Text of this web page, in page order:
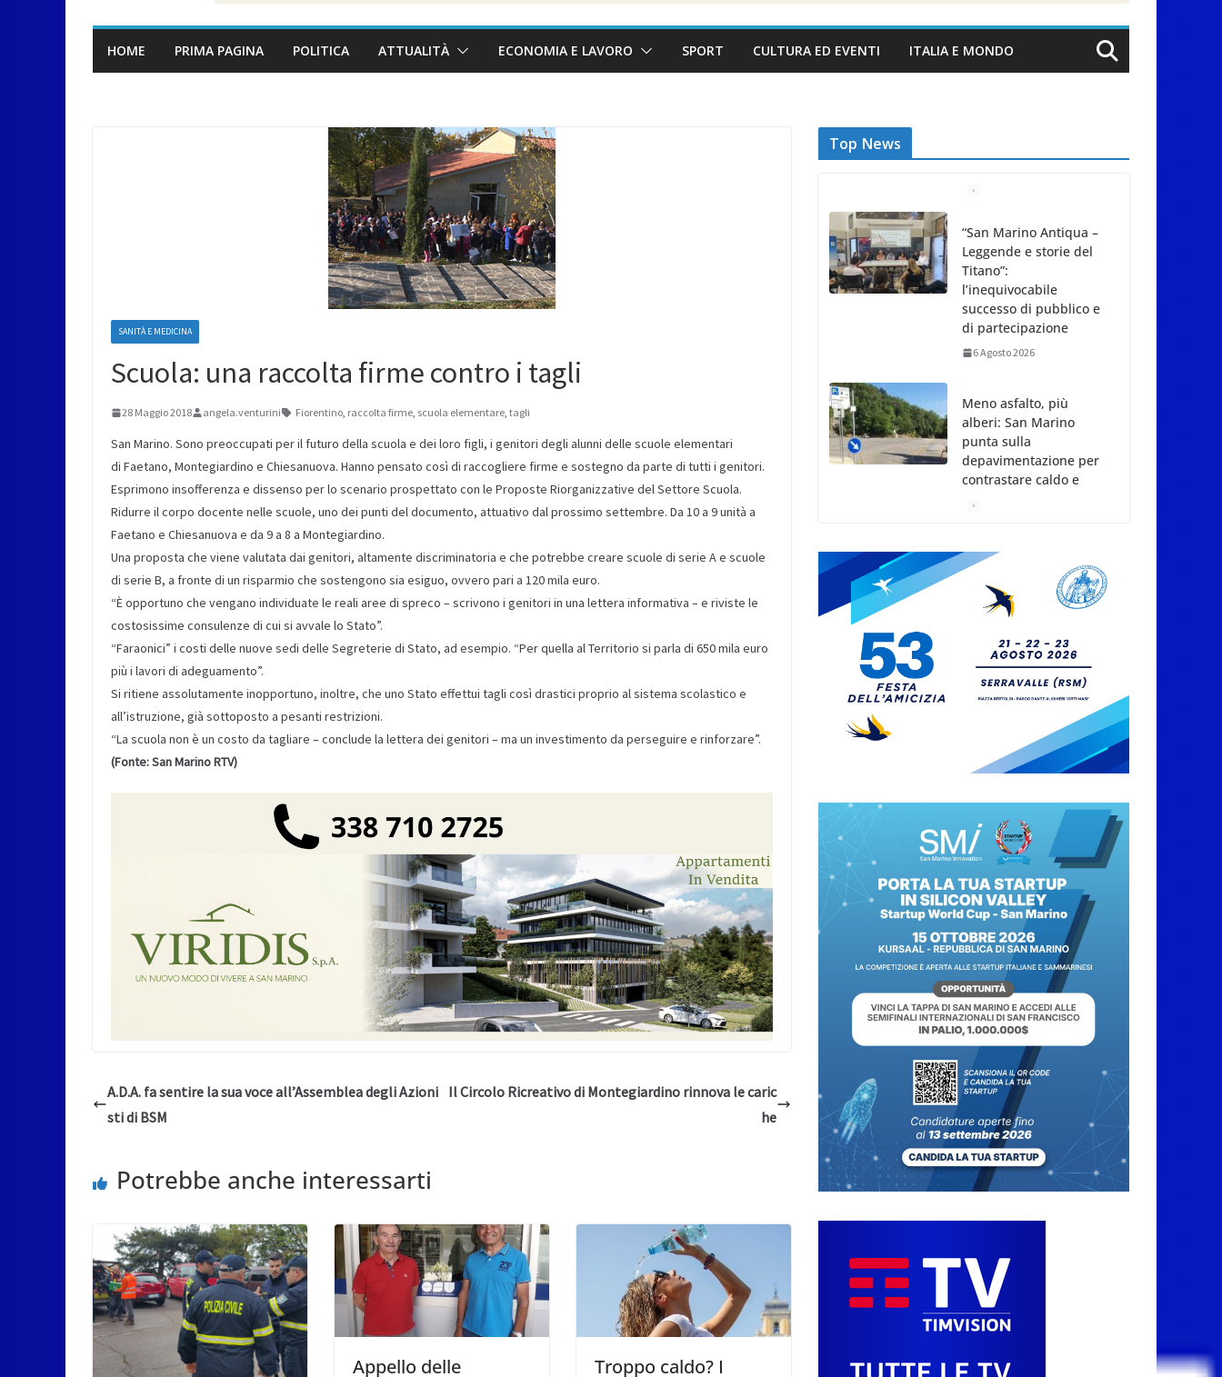
HOME PRIMA PAGINA POLITICA ATTUALITÀ ECONOMIA E LAVORO SPORT CULTURA ED EVENTI ITALIA E MONDO
SANITÀ E MEDICINA
Scuola: una raccolta firme contro i tagli
28 Maggio 2018 angela.venturini Fiorentino, raccolta firme, scuola elementare, tagli
San Marino. Sono preoccupati per il futuro della scuola e dei loro figli, i genitori degli alunni delle scuole elementari
di Faetano, Montegiardino e Chiesanuova. Hanno pensato così di raccogliere firme e sostegno da parte di tutti i genitori.
Esprimono insofferenza e dissenso per lo scenario prospettato con le Proposte Riorganizzative del Settore Scuola.
Ridurre il corpo docente nelle scuole, uno dei punti del documento, attuativo dal prossimo settembre. Da 10 a 9 unità a
Faetano e Chiesanuova e da 9 a 8 a Montegiardino.
Una proposta che viene valutata dai genitori, altamente discriminatoria e che potrebbe creare scuole di serie A e scuole
di serie B, a fronte di un risparmio che sostengono sia esiguo, ovvero pari a 120 mila euro.
“È opportuno che vengano individuate le reali aree di spreco – scrivono i genitori in una lettera informativa – e riviste le
costosissime consulenze di cui si avvale lo Stato”.
“Faraonici” i costi delle nuove sedi delle Segreterie di Stato, ad esempio. “Per quella al Territorio si parla di 650 mila euro
più i lavori di adeguamento”.
Si ritiene assolutamente inopportuno, inoltre, che uno Stato effettui tagli così drastici proprio al sistema scolastico e
all’istruzione, già sottoposto a pesanti restrizioni.
“La scuola non è un costo da tagliare – conclude la lettera dei genitori – ma un investimento da perseguire e rinforzare”.
(Fonte: San Marino RTV)
A.D.A. fa sentire la sua voce all’Assemblea degli Azioni
sti di BSM
Il Circolo Ricreativo di Montegiardino rinnova le caric
he
Potrebbe anche interessarti
Appello delle
Troppo caldo? I
Top News
“San Marino Antiqua –
Leggende e storie del
Titano”:
l’inequivocabile
successo di pubblico e
di partecipazione
6 Agosto 2026
Meno asfalto, più
alberi: San Marino
punta sulla
depavimentazione per
contrastare caldo e
San Marino. USL:
l’inferno di Marcinelle
diventi monito e
6 Agosto 2026
San Marino. Sindacati:
PdL famiglia, alla
prima sessione
consiliare utile deve
Protezione Civile San
Marino. Incendi
boschivi: attivazione
della fase preliminare
di preallarme, dal 3 al
9 agosto
6 Agosto 2026